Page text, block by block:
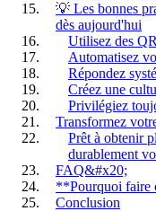
💡 Les bonnes
dès aujourd'hui
Utilisez des
Automatisez
Répondez
Créez une
Privilégiez
Transformez
Prêt à obtenir
durablement
FAQ&#x20;
**Pourquoi faire
Conclusion